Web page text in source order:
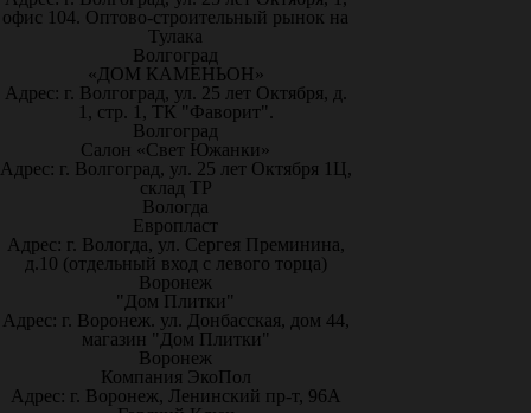
офис 104. Оптово-строительный рынок на
Тулака
Волгоград
«ДОМ КАМЕНЬОН»
Адрес: г. Волгоград, ул. 25 лет Октября, д.
1, стр. 1, ТК "Фаворит".
Волгоград
Салон «Свет Южанки»
Адрес: г. Волгоград, ул. 25 лет Октября 1Ц,
склад ТР
Вологда
Европласт
Адрес: г. Вологда, ул. Сергея Преминина,
д.10 (отдельный вход с левого торца)
Воронеж
"Дом Плитки"
Адрес: г. Воронеж. ул. Донбасская, дом 44,
магазин "Дом Плитки"
Воронеж
Компания ЭкоПол
Адрес: г. Воронеж, Ленинский пр-т, 96А